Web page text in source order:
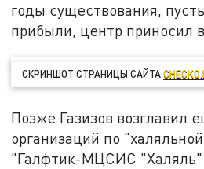
годы существования,
прибыли, центр приносил
СКРИНШОТ СТРАНИЦЫ САЙТА
Позже Газизов возглавил
организаций по
"Галфтик-МЦСИС "Халяль"